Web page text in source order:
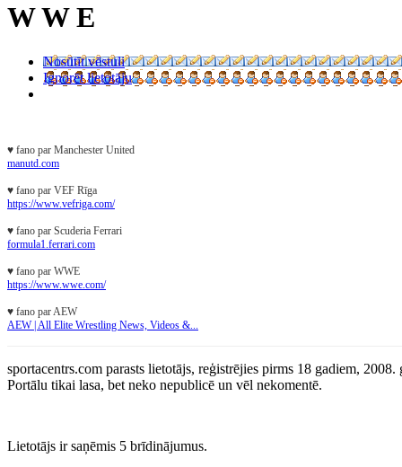
W W E
Nosūtīt vēstuli
Ignorēt lietotāju
♥ fano par Manchester United
manutd.com
♥ fano par VEF Rīga
https://www.vefriga.com/
♥ fano par Scuderia Ferrari
formula1.ferrari.com
♥ fano par WWE
https://www.wwe.com/
♥ fano par AEW
AEW | All Elite Wrestling News, Videos &...
sportacentrs.com parasts lietotājs, reģistrējies pirms 18 gadiem, 2008.
Portālu tikai lasa, bet neko nepublicē un vēl nekomentē.
Lietotājs ir saņēmis 5 brīdinājumus.